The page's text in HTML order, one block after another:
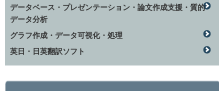
データベース・プレゼンテーション・論文作成支援・質的
データ分析
グラフ作成・データ可視化・処理
英日・日英翻訳ソフト